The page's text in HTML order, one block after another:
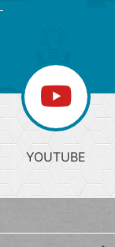
YOUTUBE